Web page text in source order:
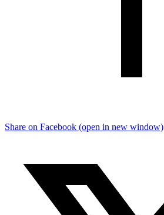
Share on Facebook (open in new window)